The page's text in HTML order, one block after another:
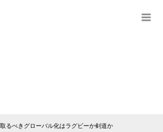
るべきグローバル化はラグビーか剣道か